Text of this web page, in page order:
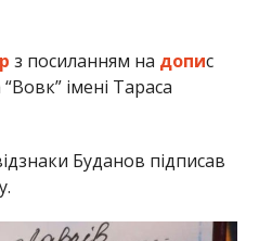
з посиланням на допис
імені Тараса
Буданов підписав